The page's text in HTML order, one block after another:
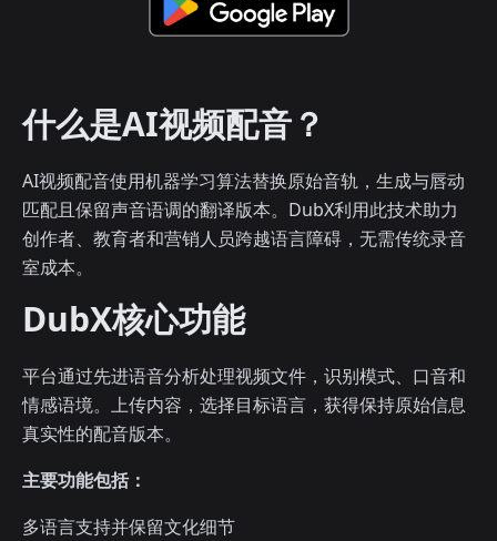
什么是AI视频配音？
AI视频配音使用机器学习算法替换原始音轨，生成与唇动
匹配且保留声音语调的翻译版本。DubX利用此技术助力
创作者、教育者和营销人员跨越语言障碍，无需传统录音
室成本。
DubX核心功能
平台通过先进语音分析处理视频文件，识别模式、口音和
情感语境。上传内容，选择目标语言，获得保持原始信息
真实性的配音版本。
主要功能包括：
多语言支持并保留文化细节